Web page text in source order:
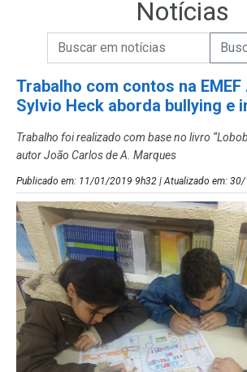
Notícias
Campo de Busca de
Campo de Busca de informações
Trabalho com contos na
Sylvio Heck aborda bullying e
Trabalho foi realizado com base no livro
autor João Carlos de A. Marques
Publicado em: 11/01/2019 9h32 | Atualizado em: